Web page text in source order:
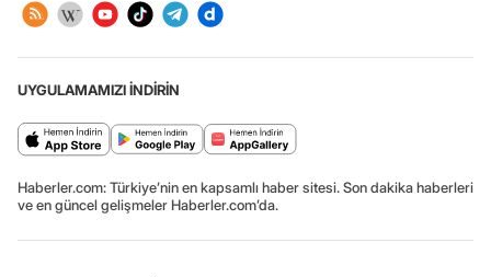
UYGULAMAMIZI İNDİRİN
Haberler.com: Türkiye’nin en kapsamlı haber sitesi. Son dakika haberleri
ve en güncel gelişmeler Haberler.com’da.